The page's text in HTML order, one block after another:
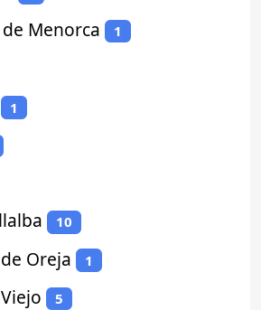
Menorca 1
1
10
Oreja 1
5